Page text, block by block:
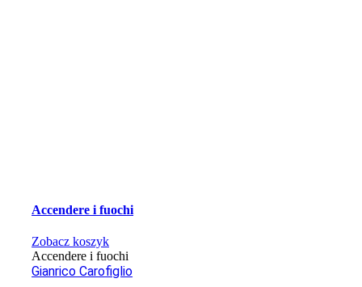
Accendere i fuochi
Zobacz koszyk
Accendere i fuochi
Gianrico Carofiglio